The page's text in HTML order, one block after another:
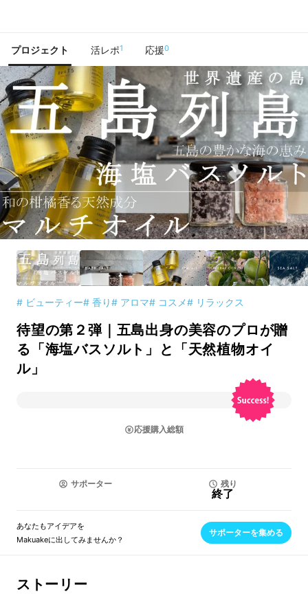
プロジェクト 活レポ1 応援0
# ビューティー# 香り# アロマ# コスメ# リラックス
待望の第２弾｜五島出身の美容のプロが贈
る「海塩バスソルト」と「天然植物オイ
ル」
応援購入総額
サポーター 残り
終了
あなたもアイデアを
Makuakeに出してみませんか？
サポーターを集める
ストーリー